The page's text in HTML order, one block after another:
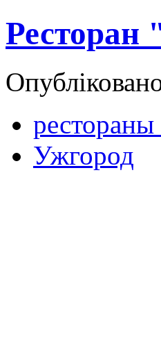
Ресторан
Ужгород